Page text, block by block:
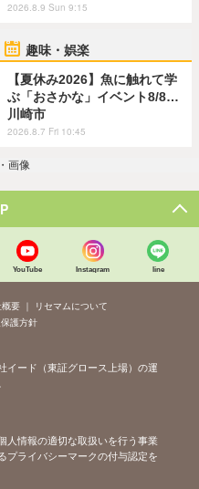
2026.8.9 Sun 9:15
趣味・娯楽
【夏休み2026】魚に触れて学
ぶ「おさかな」イベント8/8…
川崎市
2026.8.7 Fri 10:45
画像
YouTube Instagram line
概要
リセマムについて
護方針
イード（東証グロース上場）の運
人情報の適切な取扱いを行う事業
プライバシーマークの付与認定を